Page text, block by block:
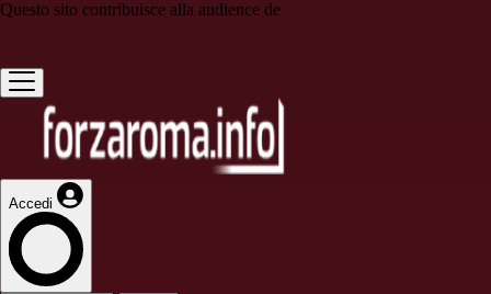
Questo sito contribuisce alla audience de
Accedi